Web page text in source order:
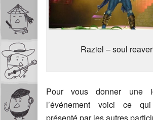
Raziel – soul reaver
Pour vous donner une
l’événement voici ce
présenté par les autres